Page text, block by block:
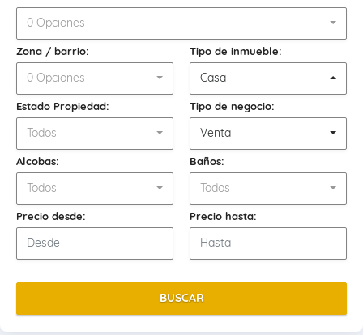
0 Opciones
Zona / barrio:
0 Opciones
Tipo de inmueble:
Casa
Estado Propiedad:
Todos
Tipo de negocio:
Venta
Alcobas:
Todos
Baños:
Todos
Precio desde: Precio hasta:
BUSCAR